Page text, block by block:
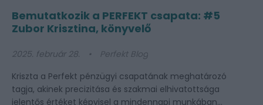
Bemutatkozik a PERFEKT csapata: #5
Zubor Krisztina, könyvelő
2025. február 28.
Perfekt Blog
Kriszta a Perfekt pénzügyi csapatának meghatározó
tagja, akinek precizitása és szakmai elhivatottsága
jelentős értéket képvisel a mindennapi munkában...